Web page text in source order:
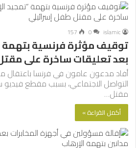
islamic
0
157
توقيف مؤثرة فرنسية بتهمة
بعد تعليقات ساخرة على
أفاد مدعون عامون في فرنسا باعتقال
التواصل الاجتماعي، بسبب مقطع
مقتل…
أكمل القراءة »